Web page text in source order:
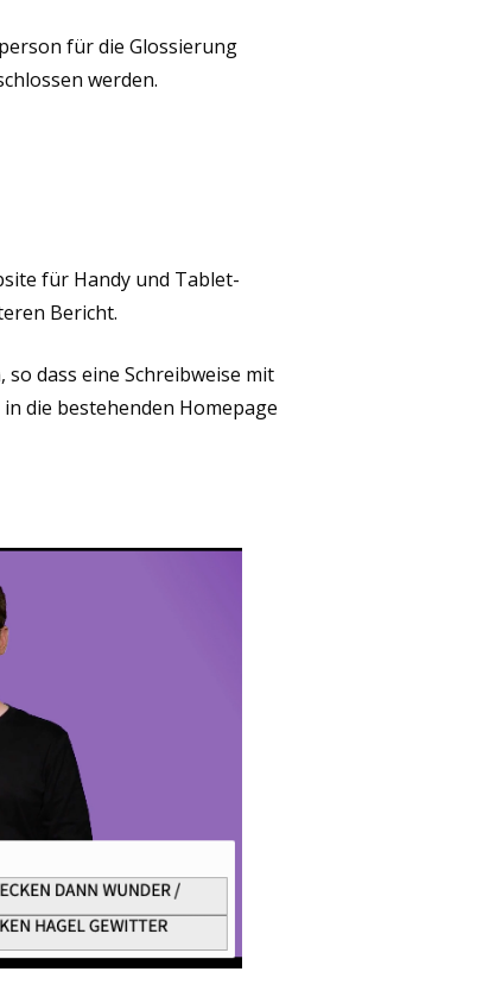
für die Glossierung
werden.
für Handy und Tablet-
Bericht.
dass eine Schreibweise mit
die bestehenden Homepage